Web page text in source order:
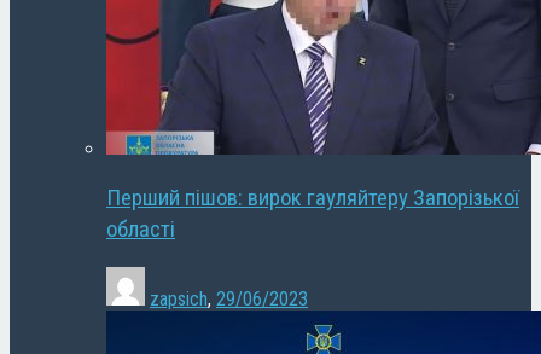
Перший пішов: вирок гауляйтеру Запорізької
області
zapsich, 29/06/2023